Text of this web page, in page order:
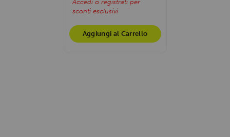
Accedi o registrati per
sconti esclusivi
Aggiungi al Carrello